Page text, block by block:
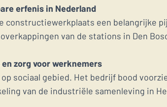
erfenis in Nederland
constructiewerkplaats een belangrijke
van de stations in Den
zorg voor werknemers
sociaal gebied. Het bedrijf bood
van de industriële samenleving in